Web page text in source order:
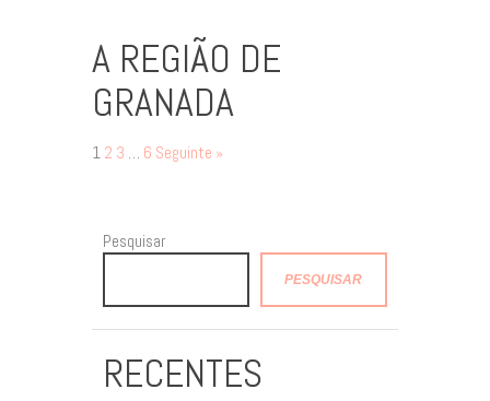
A REGIÃO DE
GRANADA
1 2 3 6 Seguinte »
Pesquisar
PESQUISAR
RECENTES